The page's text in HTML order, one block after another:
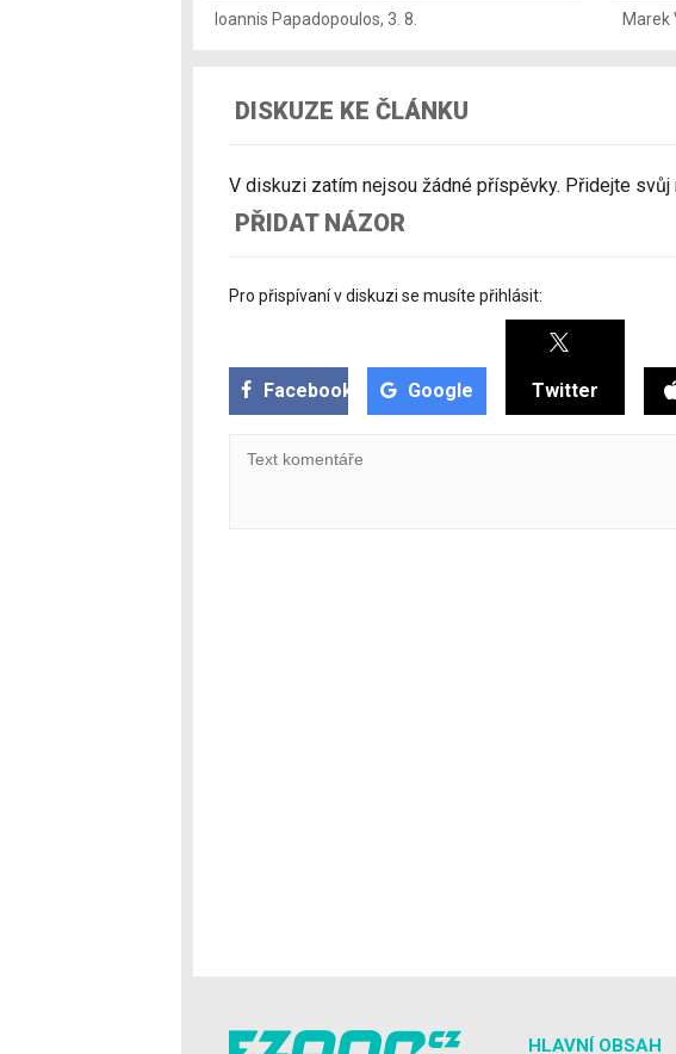
Ioannis Papadopoulos, 3. 8. Marek
DISKUZE KE ČLÁNKU
V diskuzi zatím nejsou žádné příspěvky. Přidejte svůj
PŘIDAT NÁZOR
Pro přispívaní v diskuzi se musíte přihlásit:
Facebook Google Twitter
HLAVNÍ OBSAH